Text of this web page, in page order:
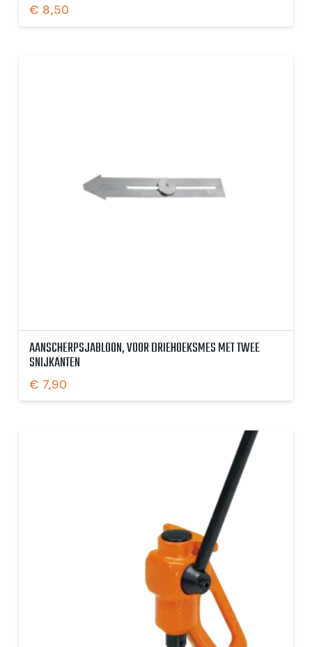
€ 8,50
AANSCHERPSJABLOON, VOOR DRIEHOEKSMES MET TWEE
SNIJKANTEN
€ 7,90